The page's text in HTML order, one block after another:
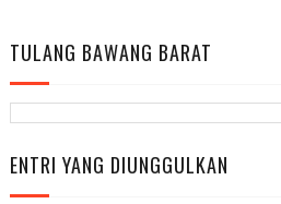
TULANG BAWANG BARAT
ENTRI YANG DIUNGGULKAN